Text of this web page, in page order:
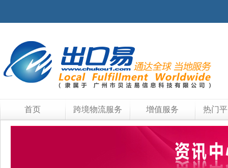
首页 跨境物流服务 增值服务 热门